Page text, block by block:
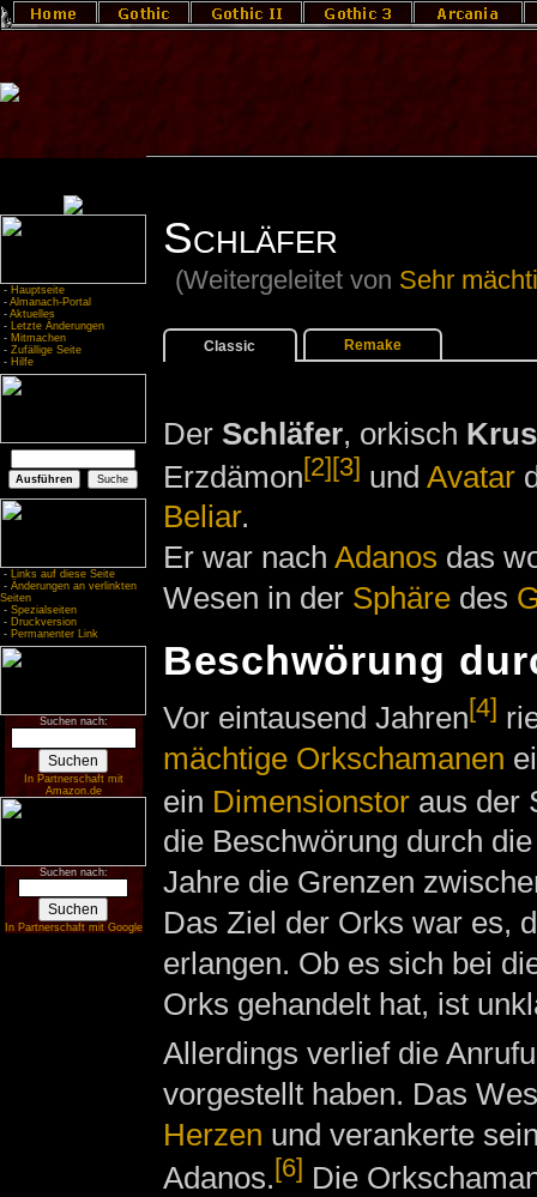
- Hauptseite
- Almanach-Portal
- Aktuelles
- Letzte Änderungen
- Mitmachen
- Zufällige Seite
- Hilfe
- Links auf diese Seite
- Änderungen an verlinkten
Seiten
- Spezialseiten
- Druckversion
- Permanenter Link
Suchen nach:
In Partnerschaft mit
Amazon.de
Suchen nach:
In Partnerschaft mit Google
Schläfer
(Weitergeleitet von Sehr
Classic Remake
Der Schläfer, orkisch
Erzdämon[2][3] und Avatar
Beliar.
Er war nach Adanos das
Wesen in der Sphäredes
Beschwörung
Vor eintausend Jahren[4]
mächtige Orkschamanen
ein Dimensionstoraus der
die Beschwörung durch
Jahre die Grenzen
Das Ziel der Orks war es,
erlangen. Ob es sich bei
Orks gehandelt hat, ist
Allerdings verlief die
vorgestellt haben. Das
Herzen und verankerte
Adanos.[6] Die